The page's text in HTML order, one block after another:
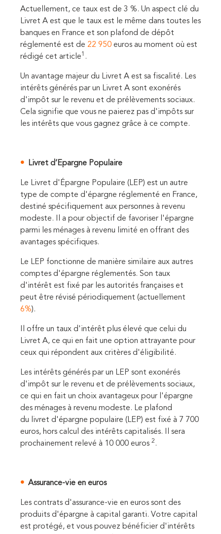
Actuellement, ce taux est de 3 %. Un aspect clé du
Livret A est que le taux est le même dans toutes les
banques en France et son plafond de dépôt
réglementé est de 22 950 euros au moment où est
rédigé cet article1 .
Un avantage majeur du Livret A est sa fiscalité. Les
intérêts générés par un Livret A sont exonérés
d'impôt sur le revenu et de prélèvements sociaux.
Cela signifie que vous ne paierez pas d'impôts sur
les intérêts que vous gagnez grâce à ce compte.
Livret d’Epargne Populaire
Le Livret d'Épargne Populaire (LEP) est un autre
type de compte d'épargne réglementé en France,
destiné spécifiquement aux personnes à revenu
modeste. Il a pour objectif de favoriser l'épargne
parmi les ménages à revenu limité en offrant des
avantages spécifiques.
Le LEP fonctionne de manière similaire aux autres
comptes d'épargne réglementés. Son taux
d'intérêt est fixé par les autorités françaises et
peut être révisé périodiquement (actuellement
6%).
Il offre un taux d'intérêt plus élevé que celui du
Livret A, ce qui en fait une option attrayante pour
ceux qui répondent aux critères d'éligibilité.
Les intérêts générés par un LEP sont exonérés
d'impôt sur le revenu et de prélèvements sociaux,
ce qui en fait un choix avantageux pour l'épargne
des ménages à revenu modeste. Le plafond
du livret d'épargne populaire (LEP) est fixé à 7 700
euros, hors calcul des intérêts capitalisés. Il sera
prochainement relevé à 10 000 euros 2 .
Assurance-vie en euros
Les contrats d'assurance-vie en euros sont des
produits d'épargne à capital garanti. Votre capital
est protégé, et vous pouvez bénéficier d'intérêts